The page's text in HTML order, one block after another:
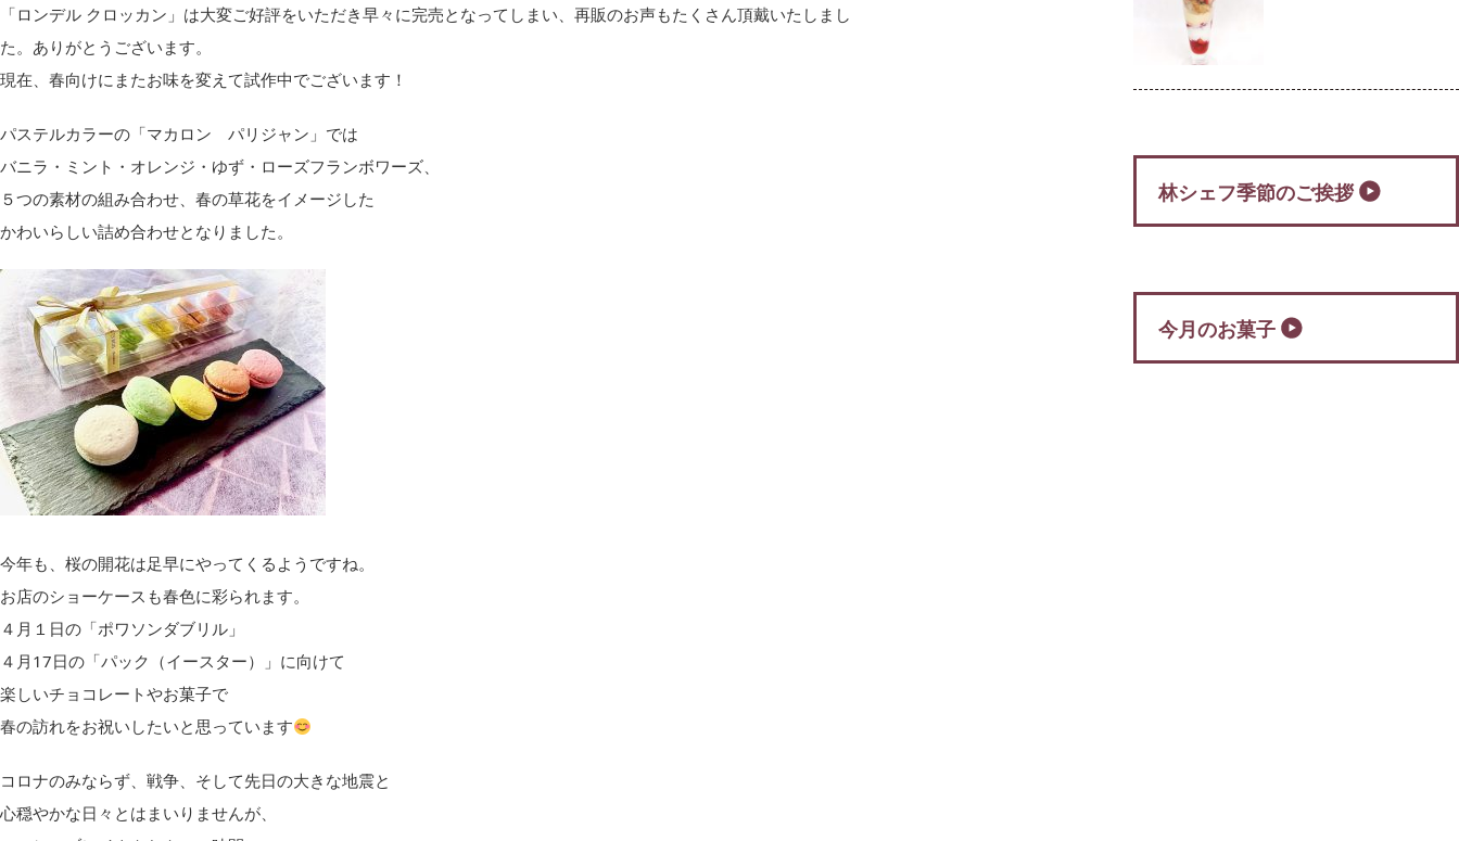
「ロンデル クロッカン」は大変ご好評をいただき早々に完売となってしまい、再販のお声もたくさん頂戴いたしまし
た。ありがとうございます。
現在、春向けにまたお味を変えて試作中でございます！
パステルカラーの「マカロン パリジャン」では
バニラ・ミント・オレンジ・ゆず・ローズフランボワーズ、
５つの素材の組み合わせ、春の草花をイメージした
かわいらしい詰め合わせとなりました。
今年も、桜の開花は足早にやってくるようですね。
お店のショーケースも春色に彩られます。
４月１日の「ポワソンダブリル」
４月17日の「パック（イースター）」に向けて
楽しいチョコレートやお菓子で
春の訪れをお祝いしたいと思っています
コロナのみならず、戦争、そして先日の大きな地震と
心穏やかな日々とはまいりませんが、
林シェフ季節のご挨拶
今月のお菓子